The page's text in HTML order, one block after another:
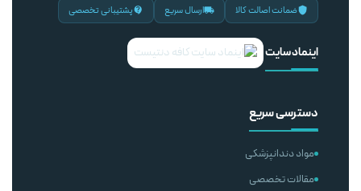
ضمانت اصالت کالا ارسال سریع پشتیبانی تخصصی
اینماد سایت
دسترسی سریع
مواد دندانپزشکی
مقالات تخصصی